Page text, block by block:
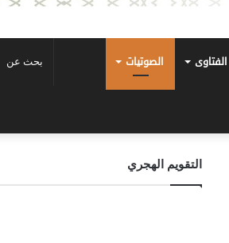
الفتاوى الصوتيات
التقويم الهجري